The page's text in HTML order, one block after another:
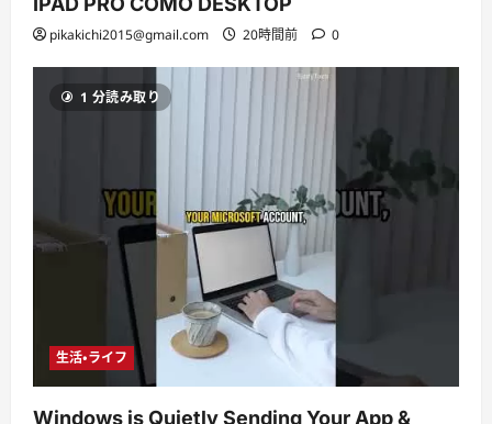
pikakichi2015@gmail.com 20時間前 0
1 分読み取り
生活・ライフ
Windows is Quietly Sending Your App &